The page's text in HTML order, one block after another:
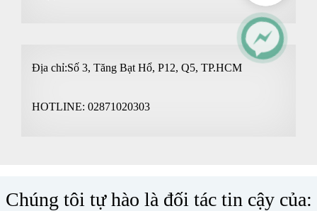
Địa chỉ:Số 3, Tăng Bạt Hổ, P12, Q5, TP.HCM
HOTLINE: 02871020303
Chúng tôi tự hào là đối tác tin cậy của: